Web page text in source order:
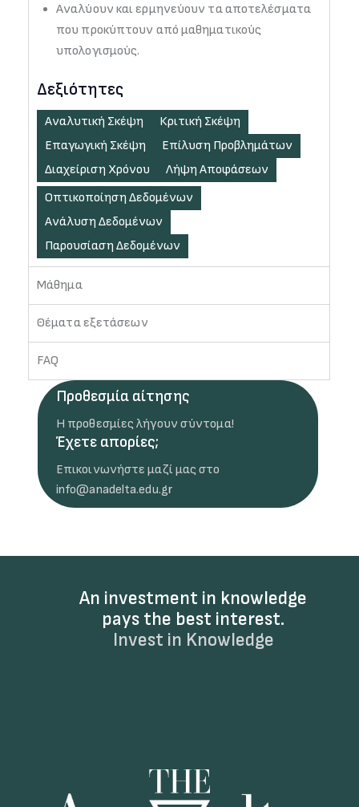
Αναλύουν και ερμηνεύουν τα αποτελέσματα
που προκύπτουν από μαθηματικούς
υπολογισμούς.
Δεξιότητες
Αναλυτική Σκέψη
Κριτική Σκέψη
Επαγωγική Σκέψη
Επίλυση Προβλημάτων
Διαχείριση Χρόνου
Λήψη Αποφάσεων
Οπτικοποίηση Δεδομένων
Ανάλυση Δεδομένων
Παρουσίαση Δεδομένων
Μάθημα
Θέματα εξετάσεων
FAQ
Προθεσμία αίτησης
Η προθεσμίες λήγουν σύντομα!
Έχετε απορίες;
Επικοινωνήστε μαζί μας στο
info@anadelta.edu.gr
An investment in knowledge
pays the best interest.
Invest in Knowledge